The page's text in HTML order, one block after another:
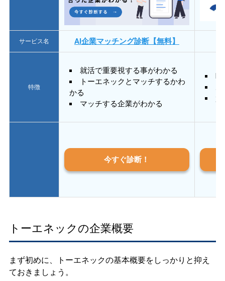
サービス名 AI企業マッチング診断【無料】
特徴
就活で重要視する事がわかる
トーエネックとマッチするかわ
かる
マッチする企業がわかる
質
今すぐ診断！
トーエネックの企業概要
まず初めに、トーエネックの基本概要をしっかりと抑え
ておきましょう。